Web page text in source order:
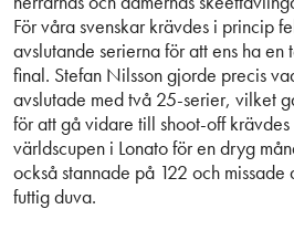
För våra svenskar krävdes i princip
avslutande serierna för att ens ha en
final. Stefan Nilsson gjorde precis
avslutade med två 25-serier, vilket
för att gå vidare till shoot-off
världscupen i Lonato för en dryg
också stannade på 122 och
futtig duva.